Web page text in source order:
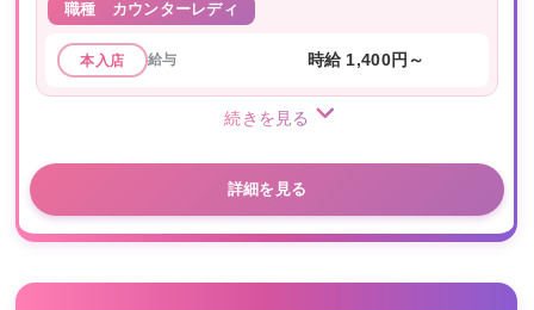
職種 カウンターレディ
本入店 給与 時給 1,400円～
続きを見る
詳細を見る